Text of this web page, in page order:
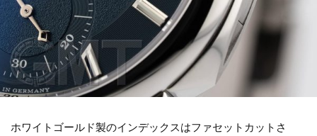
ホワイトゴールド製のインデックスはファセットカットさ